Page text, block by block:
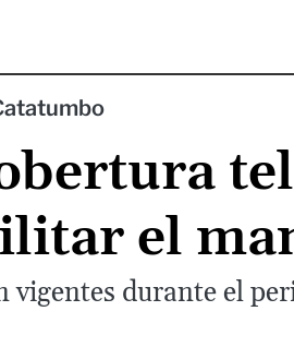
el
durante el